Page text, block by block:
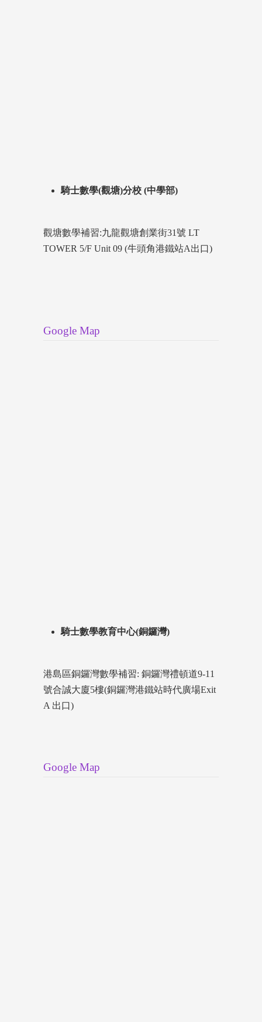
騎士數學(觀塘)分校 (中學部)
觀塘數學補習:九龍觀塘創業街31號 LT
TOWER 5/F Unit 09 (牛頭角港鐵站A出口)
Google Map
騎士數學教育中心(銅鑼灣)
港島區銅鑼灣數學補習: 銅鑼灣禮頓道9-11
號合誠大廈5樓(銅鑼灣港鐵站時代廣場Exit
A 出口)
Google Map